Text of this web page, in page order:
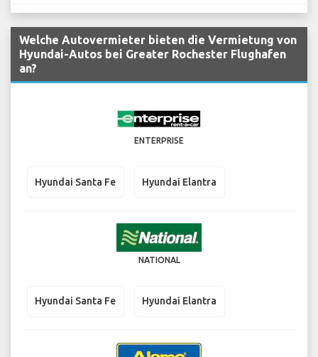
Welche Autovermieter bieten die Vermietung von
Hyundai-Autos bei Greater Rochester Flughafen
an?
ENTERPRISE
Hyundai Santa Fe Hyundai Elantra
NATIONAL
Hyundai Santa Fe Hyundai Elantra